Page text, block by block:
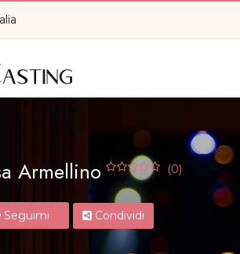
Armellino (0)
Seguimi Condividi